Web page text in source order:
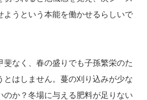
ようという本能を働かせるらしいで
斐なく、春の盛りでも子孫繁栄のた
とはしません。蔓の刈り込みが少な
のか？冬場に与える肥料が足りない